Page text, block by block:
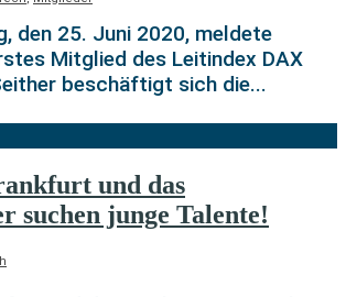
den 25. Juni 2020, meldete
Mitglied des Leitindex DAX
beschäftigt sich die...
und das
suchen junge Talente!